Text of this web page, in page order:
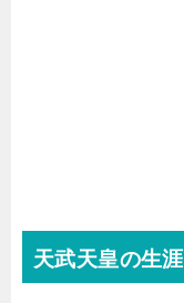
天武天皇の生涯